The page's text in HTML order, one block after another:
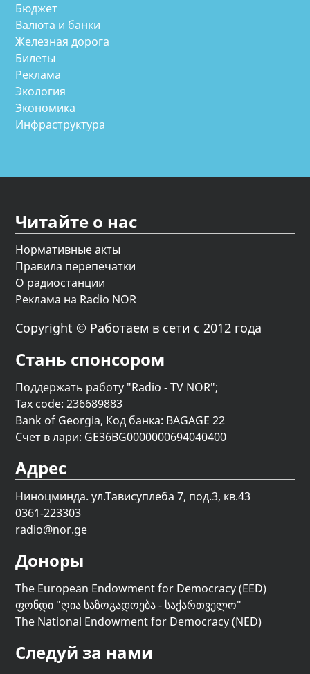
Бюджет
Валюта и банки
Железная дорога
Билеты
Реклама
Экология
Экономика
Инфраструктура
Читайте о нас
Нормативные акты
Правила перепечатки
О радиостанции
Реклама на Radio NOR
Copyright © Работаем в сети с 2012 года
Стань спонсором
Поддержать работу "Radio - TV NOR";
Tax code: 236689883
Bank of Georgia, Код банка: BAGAGE 22
Счет в лари: GE36BG0000000694040400
Адрес
Ниноцминда. ул.Тависуплеба 7, под.3, кв.43
0361-223303
radio@nor.ge
Доноры
The European Endowment for Democracy (EED)
ფონდი "ღია საზოგადოება - საქართველო"
The National Endowment for Democracy (NED)
Следуй за нами